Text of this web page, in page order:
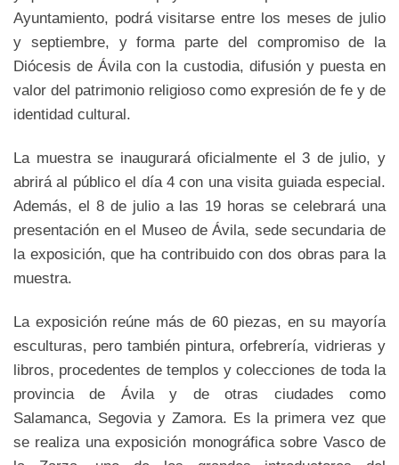
Ayuntamiento, podrá visitarse entre los meses de julio
y septiembre, y forma parte del compromiso de la
Diócesis de Ávila con la custodia, difusión y puesta en
valor del patrimonio religioso como expresión de fe y de
identidad cultural.
La muestra se inaugurará oficialmente el 3 de julio, y
abrirá al público el día 4 con una visita guiada especial.
Además, el 8 de julio a las 19 horas se celebrará una
presentación en el Museo de Ávila, sede secundaria de
la exposición, que ha contribuido con dos obras para la
muestra.
La exposición reúne más de 60 piezas, en su mayoría
esculturas, pero también pintura, orfebrería, vidrieras y
libros, procedentes de templos y colecciones de toda la
provincia de Ávila y de otras ciudades como
Salamanca, Segovia y Zamora. Es la primera vez que
se realiza una exposición monográfica sobre Vasco de